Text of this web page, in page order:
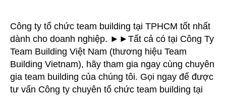
Công ty tổ chức team building tại TPHCM tốt nhất
dành cho doanh nghiệp. ►►Tất cả có tại Công Ty
Team Building Việt Nam (thương hiệu Team
Building Vietnam), hãy tham gia ngay cùng chuyên
gia team building của chúng tôi. Gọi ngay để được
tư vấn Công ty chuyên tổ chức team building tại